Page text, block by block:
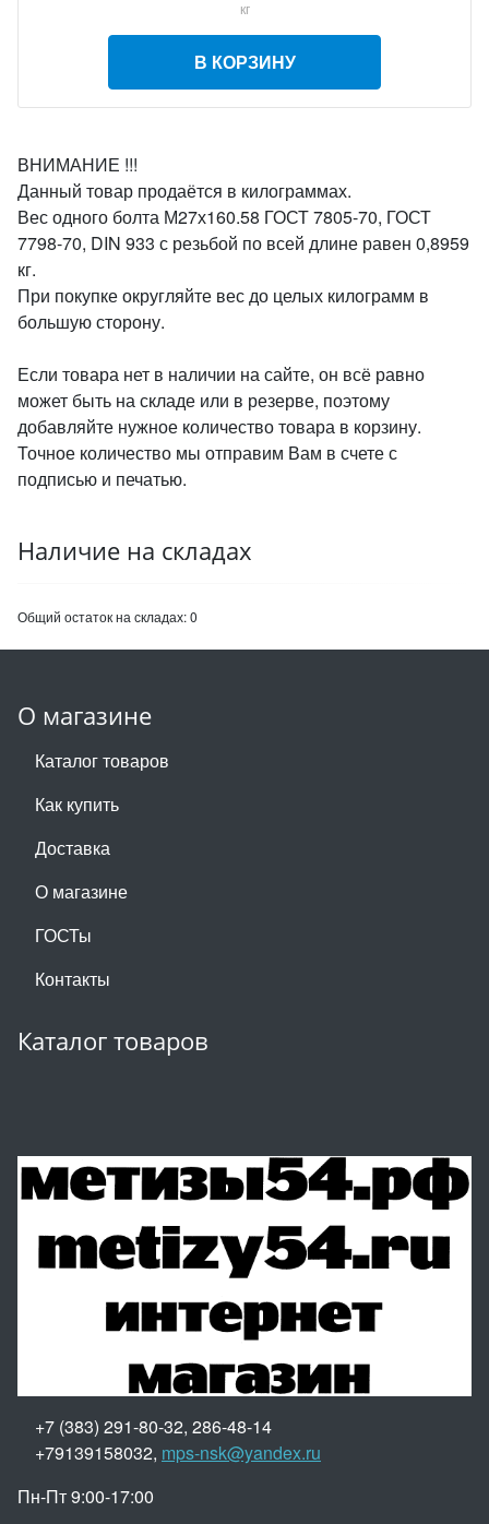
кг
В КОРЗИНУ
ВНИМАНИЕ !!!
Данный товар продаётся в килограммах.
Вес одного болта М27х160.58 ГОСТ 7805-70, ГОСТ
7798-70, DIN 933 с резьбой по всей длине равен 0,8959
кг.
При покупке округляйте вес до целых килограмм в
большую сторону.
Если товара нет в наличии на сайте, он всё равно
может быть на складе или в резерве, поэтому
добавляйте нужное количество товара в корзину.
Точное количество мы отправим Вам в счете с
подписью и печатью.
Наличие на складах
Общий остаток на складах:0
О магазине
Каталог товаров
Как купить
Доставка
О магазине
ГОСТы
Контакты
Каталог товаров
+7 (383) 291-80-32, 286-48-14
+79139158032, mps-nsk@yandex.ru
Пн-Пт 9:00-17:00